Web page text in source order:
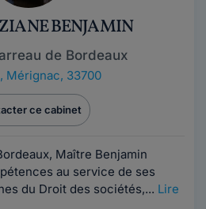
BENJAMIN
de Bordeaux
, Mérignac, 33700
ce cabinet
Maître Benjamin
au service de ses
du Droit des sociétés,... Lire